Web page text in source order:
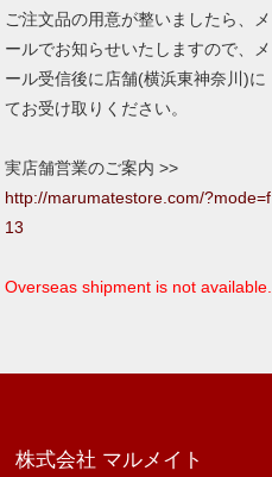
ご注文品の用意が整いましたら、メ
ールでお知らせいたしますので、メ
ール受信後に店舗(横浜東神奈川)に
てお受け取りください。
実店舗営業のご案内 >>
http://marumatestore.com/?mode=f
13
Overseas shipment is not available.
株式会社 マルメイト